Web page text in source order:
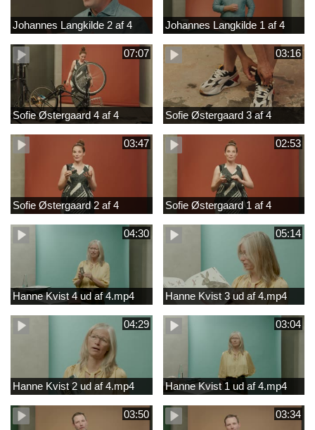
Johannes Langkilde 2 af 4 Johannes Langkilde 1 af 4
07:07
Sofie Østergaard 4 af 4
03:16
Sofie Østergaard 3 af 4
03:47
Sofie Østergaard 2 af 4
02:53
Sofie Østergaard 1 af 4
04:30
Hanne Kvist 4 ud af 4.mp4
05:14
Hanne Kvist 3 ud af 4.mp4
04:29
Hanne Kvist 2 ud af 4.mp4
03:04
Hanne Kvist 1 ud af 4.mp4
03:50 03:34